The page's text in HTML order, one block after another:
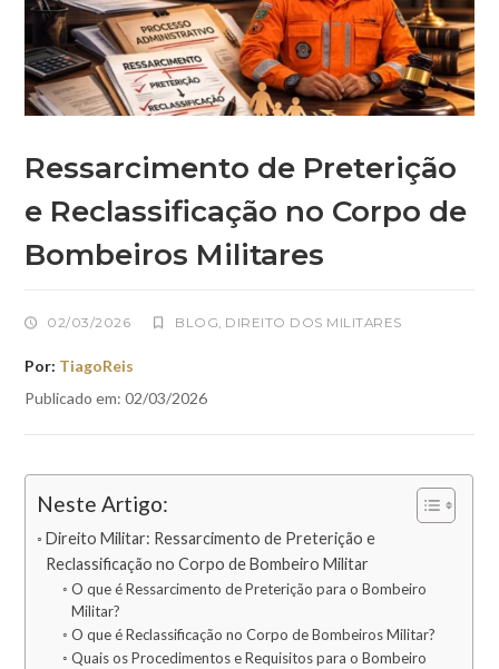
Ressarcimento de Preterição
e Reclassificação no Corpo de
Bombeiros Militares
02/03/2026 BLOG, DIREITO DOS MILITARES
Por: TiagoReis
Publicado em: 02/03/2026
Neste Artigo:
Direito Militar: Ressarcimento de Preterição e
Reclassificação no Corpo de Bombeiro Militar
O que é Ressarcimento de Preterição para o Bombeiro
Militar?
O que é Reclassificação no Corpo de Bombeiros Militar?
Quais os Procedimentos e Requisitos para o Bombeiro